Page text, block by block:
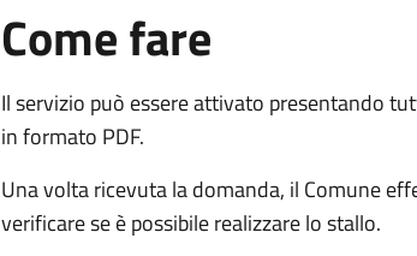
Come fare
Il servizio può essere attivato presentando
in formato PDF.
Una volta ricevuta la domanda, il Comune
verificare se è possibile realizzare lo stallo.